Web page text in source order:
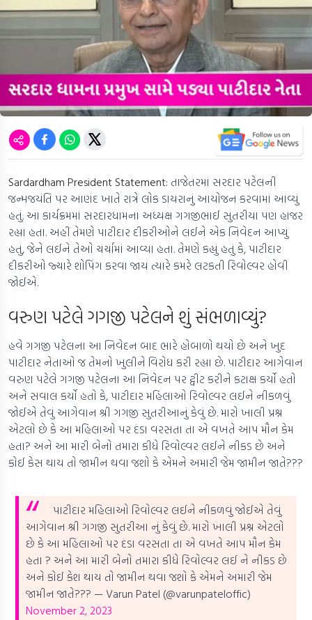
Sardardham President Statement: તાજેતરમાં સરદાર પટેલની
જન્મજયંતિ પર આણંદ ખાતે રાત્રે લોક ડાયરાનું આયોજન કરવામાં આવ્યું
હતું. આ કાર્યક્રમમાં સરદારધામના અધ્યક્ષ ગગજીભાઈ સુતરીયા પણ હાજર
રહ્યા હતા. અહીં તેમણે પાટીદાર દીકરીઓને લઈને એક નિવેદન આપ્યું
હતું, જેને લઈને તેઓ ચર્ચામાં આવ્યા હતા. તેમણે કહ્યું હતું કે, પાટીદાર
દીકરીઓ જ્યારે શોપિંગ કરવા જાય ત્યારે કમરે લટકતી રિવોલ્વર હોવી
જોઈએ.
વરુણ પટેલે ગગજી પટેલને શું સંભળાવ્યું?
હવે ગગજી પટેલના આ નિવેદન બાદ ભારે હોબાળો થયો છે અને ખુદ
પાટીદાર નેતાઓ જ તેમનો ખુલીને વિરોધ કરી રહ્યા છે. પાટીદાર આગેવાન
વરુણ પટેલે ગગજી પટેલના આ નિવેદન પર ટ્વીટ કરીને કટાક્ષ કર્યો હતો
અને સવાલ કર્યો હતો કે, પાટીદાર મહિલાઓ રિવોલ્વર લઈને નીકળવું
જોઈએ તેવું આગેવાન શ્રી ગગજી સુતરીઆનું કેવું છે. મારો ખાલી પ્રશ્ન
એટલો છે કે આ મહિલાઓ પર દંડા વરસતા તા એ વખતે આપ મૌન કેમ
હતા? અને આ મારી બેનો તમારા કીધે રિવોલ્વર લઈને નીકડ છે અને
કોઈ કેસ થાય તો જામીન થવા જશો કે એમને અમારી જેમ જામીન જાતે???
પાટીદાર મહિલાઓ રિવોલ્વર લઈને નીકળવું જોઈએ તેવું
આગેવાન શ્રી ગગજી સુતરીઆ નું કેવું છે. મારો ખાલી પ્રશ્ન એટલો
છે કે આ મહિલાઓ પર દંડા વરસતા તા એ વખતે આપ મૌન કેમ
હતા ? અને આ મારી બેનો તમારા કીધે રિવોલ્વર લઈ ને નીકડ છે
અને કોઈ કેશ થાય તો જામીન થવા જશો કે એમને અમારી જેમ
જામીન જાતે??? — Varun Patel (@varunpateloffic)
November 2, 2023